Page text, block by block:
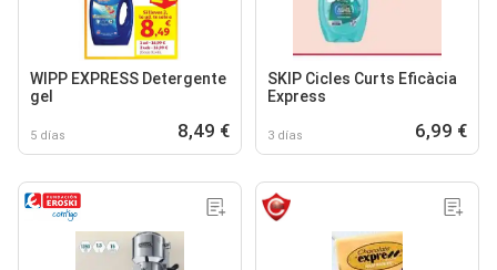
WIPP EXPRESS Detergente
gel
5 días 8,49 €
SKIP Cicles Curts Eficàcia
Express
3 días 6,99 €